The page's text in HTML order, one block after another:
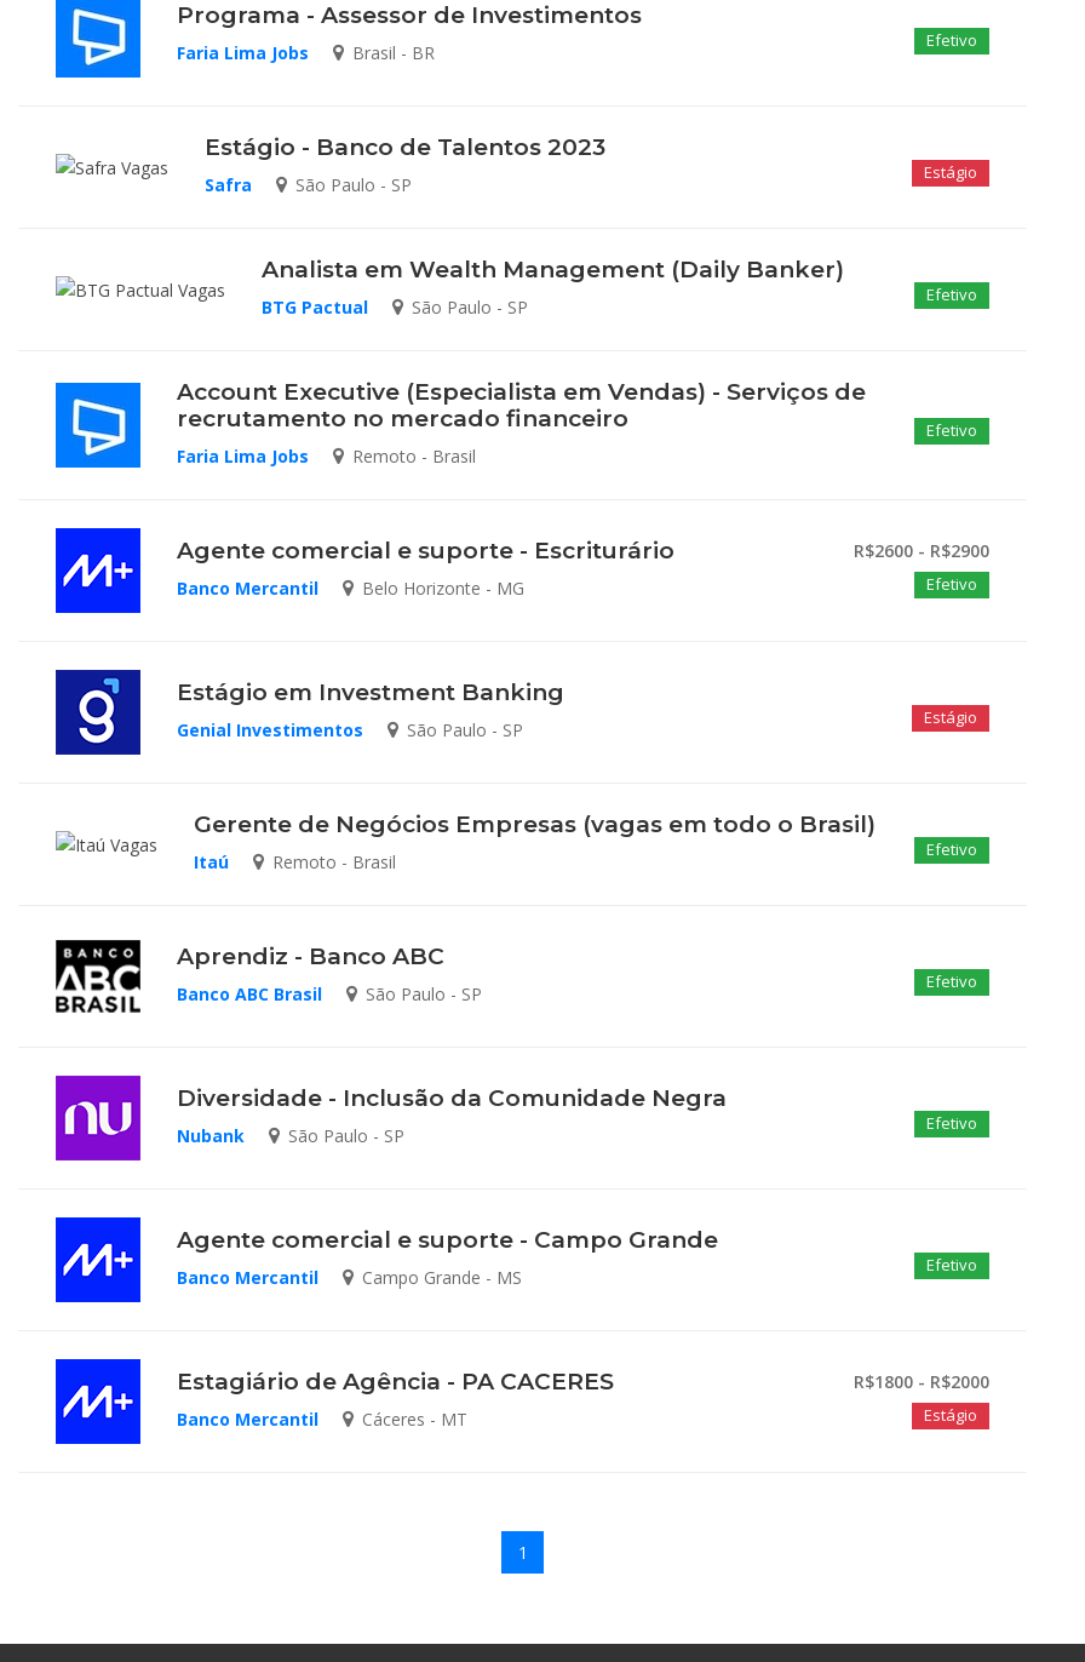
Efetivo
Programa - Assessor de Investimentos
Faria Lima Jobs Brasil - BR
Estágio
Estágio - Banco de Talentos 2023
Safra São Paulo - SP
Efetivo
Analista em Wealth Management (Daily Banker)
BTG Pactual São Paulo - SP
Efetivo
Account Executive (Especialista em Vendas) - Serviços de
recrutamento no mercado financeiro
Faria Lima Jobs Remoto - Brasil
R$2600 - R$2900
Efetivo
Agente comercial e suporte - Escriturário
Banco Mercantil Belo Horizonte - MG
Estágio
Estágio em Investment Banking
Genial Investimentos São Paulo - SP
Efetivo
Gerente de Negócios Empresas (vagas em todo o Brasil)
Itaú Remoto - Brasil
Efetivo
Aprendiz - Banco ABC
Banco ABC Brasil São Paulo - SP
Efetivo
Diversidade - Inclusão da Comunidade Negra
Nubank São Paulo - SP
Efetivo
Agente comercial e suporte - Campo Grande
Banco Mercantil Campo Grande - MS
R$1800 - R$2000
Estágio
Estagiário de Agência - PA CACERES
Banco Mercantil Cáceres - MT
1